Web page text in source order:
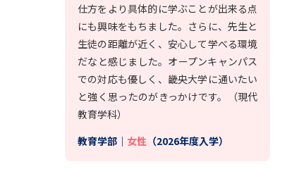
仕方をより具体的に学ぶことが出来る点
にも興味をもちました。さらに、先生と
生徒の距離が近く、安心して学べる環境
だなと感じました。オープンキャンパス
での対応も優しく、畿央大学に通いたい
と強く思ったのがきっかけです。（現代
教育学科）
教育学部｜ 女性 （2026年度入学）